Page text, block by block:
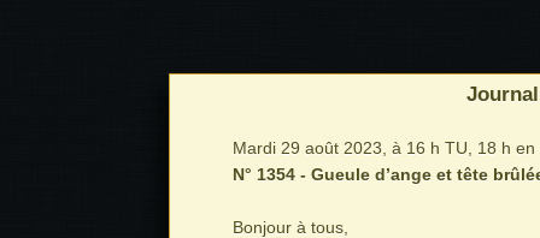
Mardi 29 août 2023, à 16 h TU, 18 h
N° 1354 - Gueule d’ange et tête
Bonjour à tous,